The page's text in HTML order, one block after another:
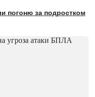
погоню за подростком